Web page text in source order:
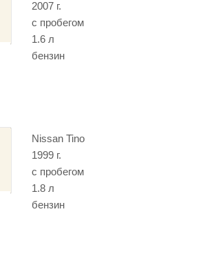
2007 г.
с пробегом
1.6 л
бензин
Nissan Tino
1999 г.
с пробегом
1.8 л
бензин